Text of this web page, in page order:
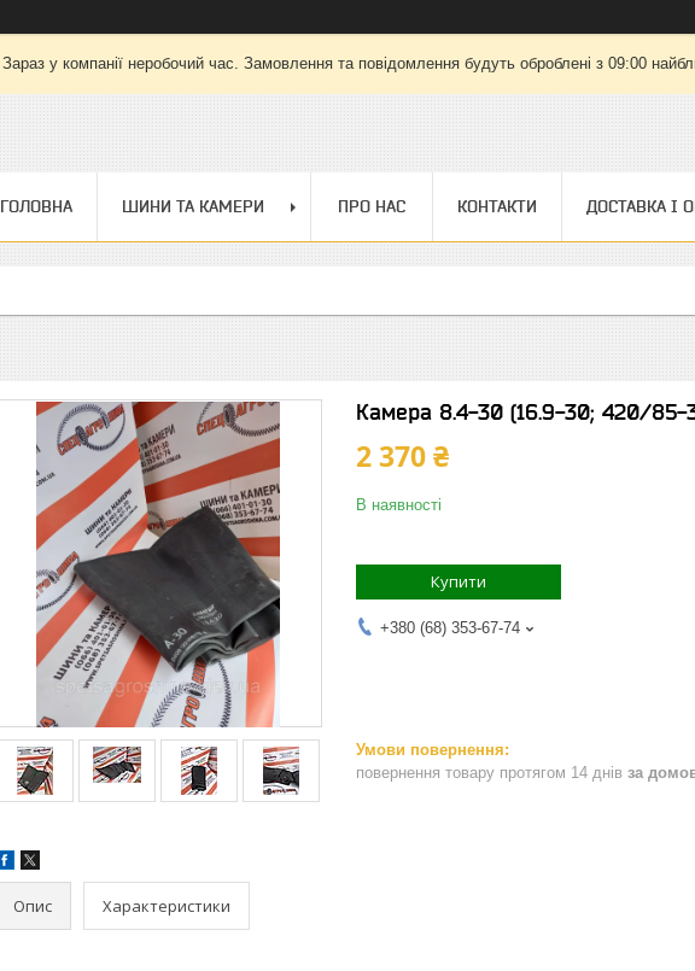
Зараз у компанії неробочий час. Замовлення та повідомлення будуть оброблені з 09:00
ГОЛОВНА ШИНИ ТА КАМЕРИ ПРО НАС КОНТАКТИ ДОСТАВКА І
Камера 8.4-30 (16.9-30; 420/85-
2 370 ₴
В наявності
Купити
+380 (68) 353-67-74
повернення товару протягом 14 днів за
Опис Характеристики